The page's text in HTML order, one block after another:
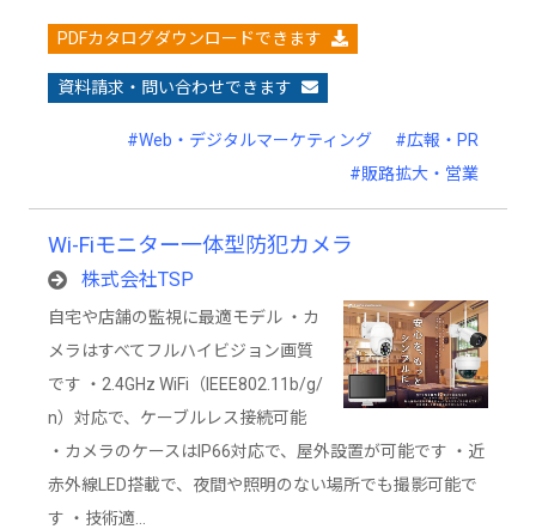
PDFカタログダウンロードできます
資料請求・問い合わせできます
#Web・デジタルマーケティング
#広報・PR
#販路拡大・営業
Wi-Fiモニター一体型防犯カメラ
株式会社TSP
自宅や店舗の監視に最適モデル ・カ
メラはすべてフルハイビジョン画質
です ・2.4GHz WiFi（IEEE802.11b/g/
n）対応で、ケーブルレス接続可能
・カメラのケースはIP66対応で、屋外設置が可能です ・近
⾚外線LED搭載で、夜間や照明のない場所でも撮影可能で
す ・技術適…